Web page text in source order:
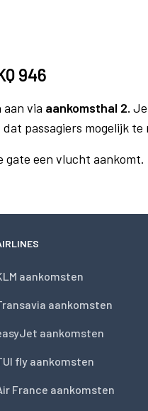
946
aan via aankomsthal 2.
passagiers mogelijk
gate een vlucht aankomt.
aankomsten
aankomsten
aankomsten
fly aankomsten
France aankomsten